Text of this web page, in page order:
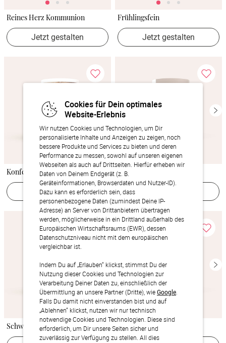
Cookies für Dein optimales
Website-Erlebnis
Wir nutzen Cookies und Technologien, um Dir
personalisierte Inhalte und Anzeigen zu zeigen, noch
bessere Produkte und Services zu bieten und deren
Performance zu messen, sowohl auf unseren eigenen
Webseiten als auch auf Drittseiten. Hierfür erheben wir
Daten von Deinem Endgerät (z. B.
Geräteinformationen, Browserdaten und Nutzer-ID).
Dazu kann es erforderlich sein, dass
personenbezogene Daten (zumindest Deine IP-
Adresse) an Server von Drittanbietern übertragen
werden, möglicherweise in ein Drittland außerhalb des
Europäischen Wirtschaftsraums (EWR), dessen
Datenschutzniveau nicht mit dem europäischen
vergleichbar ist.
Indem Du auf „Erlauben“ klickst, stimmst Du der
Nutzung dieser Cookies und Technologien zur
Verarbeitung Deiner Daten zu, einschließlich der
Übermittlung an unsere Partner (Dritte), wieGoogle
Falls Du damit nicht einverstanden bist und auf
„Ablehnen“ klickst, nutzen wir nur technisch
notwendige Cookies und Technologien. Diese sind
erforderlich, um Dir unsere Seiten sicher und
zuverlässig zur Verfügung zu stellen. All dies
Reines Herz Kommunion
Jetzt gestalten
Frühlingsfein
Jetzt gestalten
Konfettifreude
Jetzt gestalten
Pure Light
Schwarmfische Stern der Milchstraße